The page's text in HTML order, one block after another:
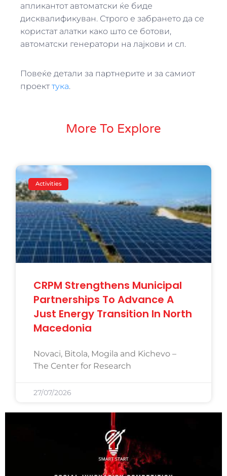
апликантот автоматски ќе биде
дисквалификуван. Строго е забрането да се
користат алатки како што се ботови,
автоматски генератори на лајкови и сл.
Повеќе детали за партнерите и за самиот
проекттука.
More To Explore
Activities
CRPM Strengthens Municipal
Partnerships To Advance A
Just Energy Transition In North
Macedonia
Novaci, Bitola, Mogila and Kichevo –
The Center for Research
27/07/2026